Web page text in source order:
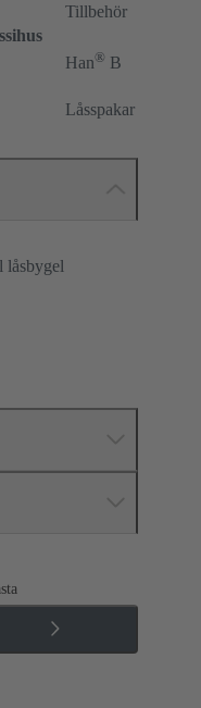
Tillbehör
Han® B
Låsspakar
låsbygel